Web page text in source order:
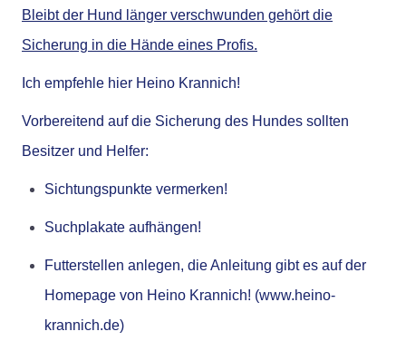
Bleibt der Hund länger verschwunden gehört die
Sicherung in die Hände eines Profis.
Ich empfehle hier Heino Krannich!
Vorbereitend auf die Sicherung des Hundes sollten
Besitzer und Helfer:
Sichtungspunkte vermerken!
Suchplakate aufhängen!
Futterstellen anlegen, die Anleitung gibt es auf der
Homepage von Heino Krannich! (www.heino-
krannich.de)